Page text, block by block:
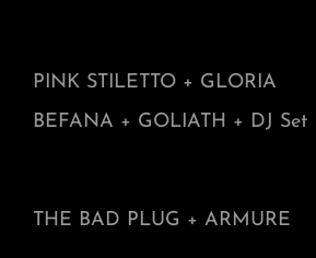
PINK STILETTO + GLORIA
BEFANA + GOLIATH + DJ Set
THE BAD PLUG + ARMURE